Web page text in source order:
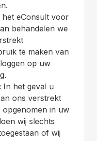
het eConsult voor
behandelen we
te maken van
op uw
In het geval u
ons verstrekt
in uw
wij slechts
of wij